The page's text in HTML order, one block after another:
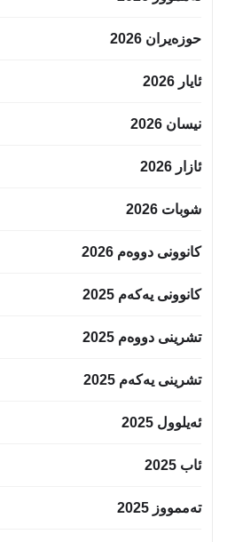
حوزه‌یران 2026
ئایار 2026
نیسان 2026
ئازار 2026
شوبات 2026
کانوونی دووەم 2026
کانوونی یەکەم 2025
تشرینی دووەم 2025
تشرینی یەکەم 2025
ئەیلوول 2025
ئاب 2025
تەممووز 2025